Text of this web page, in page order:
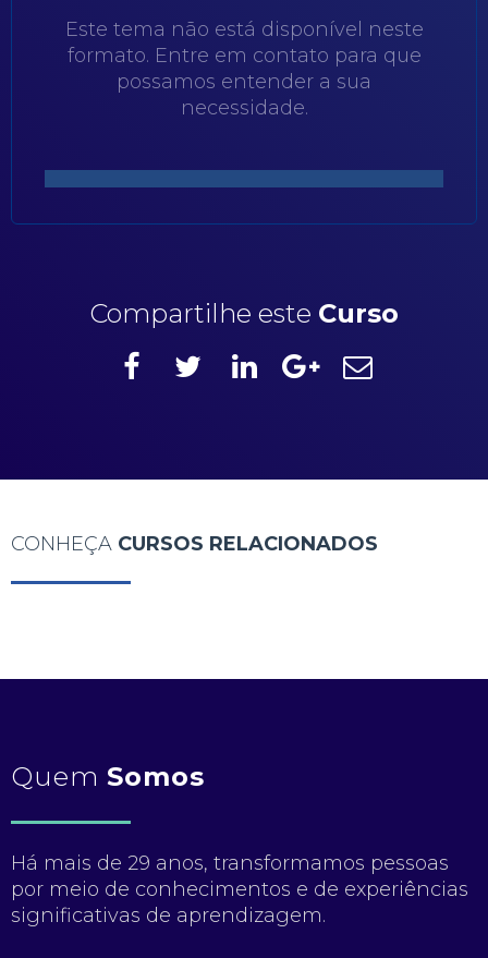
Este tema não está disponível neste
formato. Entre em contato para que
possamos entender a sua
necessidade.
Compartilhe este Curso
CONHEÇA CURSOS RELACIONADOS
Quem Somos
Há mais de 29 anos, transformamos pessoas
por meio de conhecimentos e de experiências
significativas de aprendizagem.